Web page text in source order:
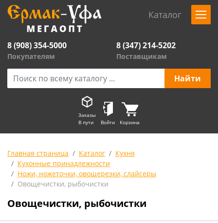
Каталог
8 (908) 354-5000
Покупателям
8 (347) 214-5202
Поставщикам
Заказы
В пути
Войти Корзина
Главная страница Каталог
Кухня
Кухонные принадлежности
Ножи, ножеточки, овощерезки, слайсеры
Овощечистки, рыбочистки
Овощечистки, рыбочистки